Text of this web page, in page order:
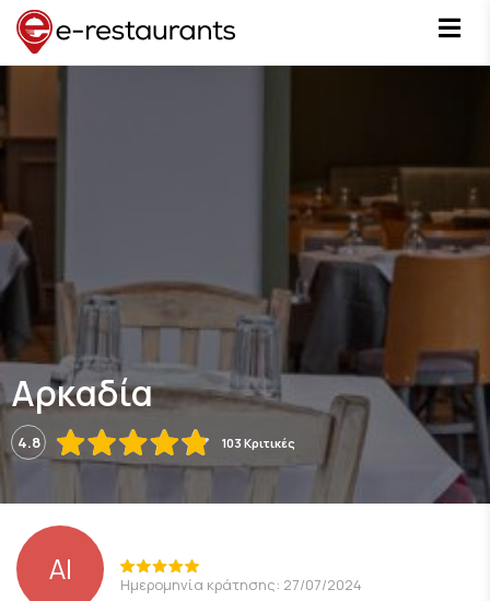
Αρκαδία
4.8 103 Κριτικές
AI Ημερομηνία κράτησης: 27/07/2024